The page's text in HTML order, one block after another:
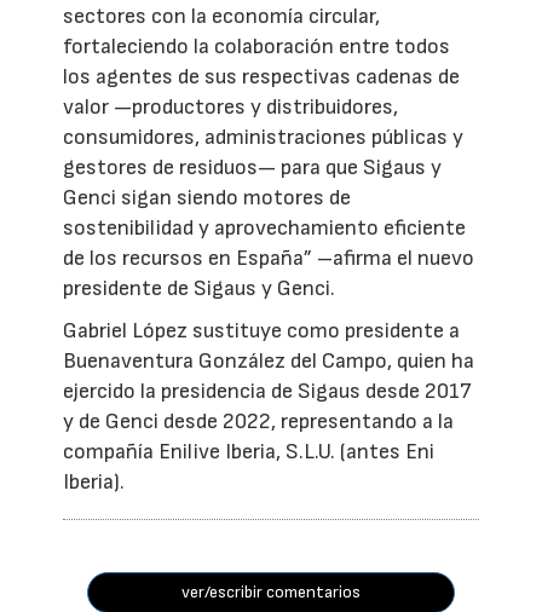
sectores con la economía circular,
fortaleciendo la colaboración entre todos
los agentes de sus respectivas cadenas de
valor —productores y distribuidores,
consumidores, administraciones públicas y
gestores de residuos— para que Sigaus y
Genci sigan siendo motores de
sostenibilidad y aprovechamiento eficiente
de los recursos en España” –afirma el nuevo
presidente de Sigaus y Genci.
Gabriel López sustituye como presidente a
Buenaventura González del Campo, quien ha
ejercido la presidencia de Sigaus desde 2017
y de Genci desde 2022, representando a la
compañía Enilive Iberia, S.L.U. (antes Eni
Iberia).
ver/escribir comentarios